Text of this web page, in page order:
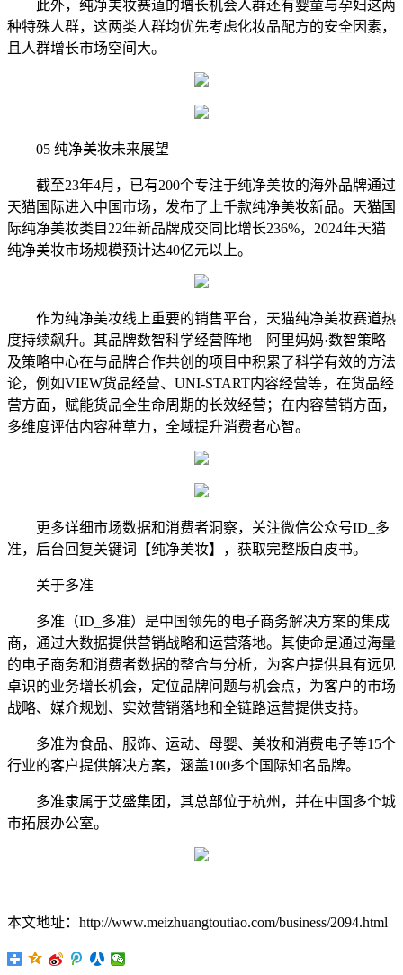
此外，纯净美妆赛道的增长机会人群还有婴童与孕妇这两
种特殊人群，这两类人群均优先考虑化妆品配方的安全因素，
且人群增长市场空间大。
05 纯净美妆未来展望
截至23年4月，已有200个专注于纯净美妆的海外品牌通过
天猫国际进入中国市场，发布了上千款纯净美妆新品。天猫国
际纯净美妆类目22年新品牌成交同比增长236%，2024年天猫
纯净美妆市场规模预计达40亿元以上。
作为纯净美妆线上重要的销售平台，天猫纯净美妆赛道热
度持续飙升。其品牌数智科学经营阵地—阿里妈妈·数智策略
及策略中心在与品牌合作共创的项目中积累了科学有效的方法
论，例如VIEW货品经营、UNI-START内容经营等，在货品经
营方面，赋能货品全生命周期的长效经营；在内容营销方面，
多维度评估内容种草力，全域提升消费者心智。
更多详细市场数据和消费者洞察，关注微信公众号ID_多
准，后台回复关键词【纯净美妆】，获取完整版白皮书。
关于多准
多准（ID_多准）是中国领先的电子商务解决方案的集成
商，通过大数据提供营销战略和运营落地。其使命是通过海量
的电子商务和消费者数据的整合与分析，为客户提供具有远见
卓识的业务增长机会，定位品牌问题与机会点，为客户的市场
战略、媒介规划、实效营销落地和全链路运营提供支持。
多准为食品、服饰、运动、母婴、美妆和消费电子等15个
行业的客户提供解决方案，涵盖100多个国际知名品牌。
多准隶属于艾盛集团，其总部位于杭州，并在中国多个城
市拓展办公室。
本文地址：http://www.meizhuangtoutiao.com/business/2094.html